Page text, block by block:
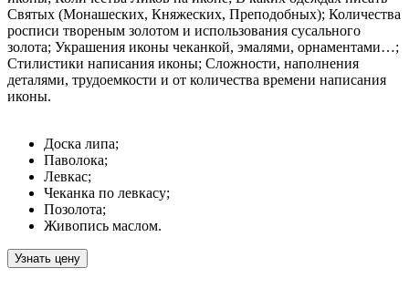
Святых (Монашеских, Княжеских, Преподобных); Количества
росписи твореным золотом и использования сусального
золота; Украшения иконы чеканкой, эмалями, орнаментами…;
Стилистики написания иконы; Сложности, наполнения
деталями, трудоемкости и от количества времени написания
иконы.
Доска липа;
Паволока;
Левкас;
Чеканка по левкасу;
Позолота;
Живопись маслом.
Узнать цену